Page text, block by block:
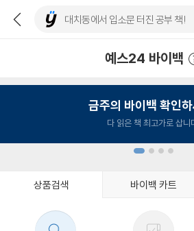
예스24 바이백
금주의 바이백 확인
다 읽은 책 최고가로 삽니
상품검색 바이백 카트